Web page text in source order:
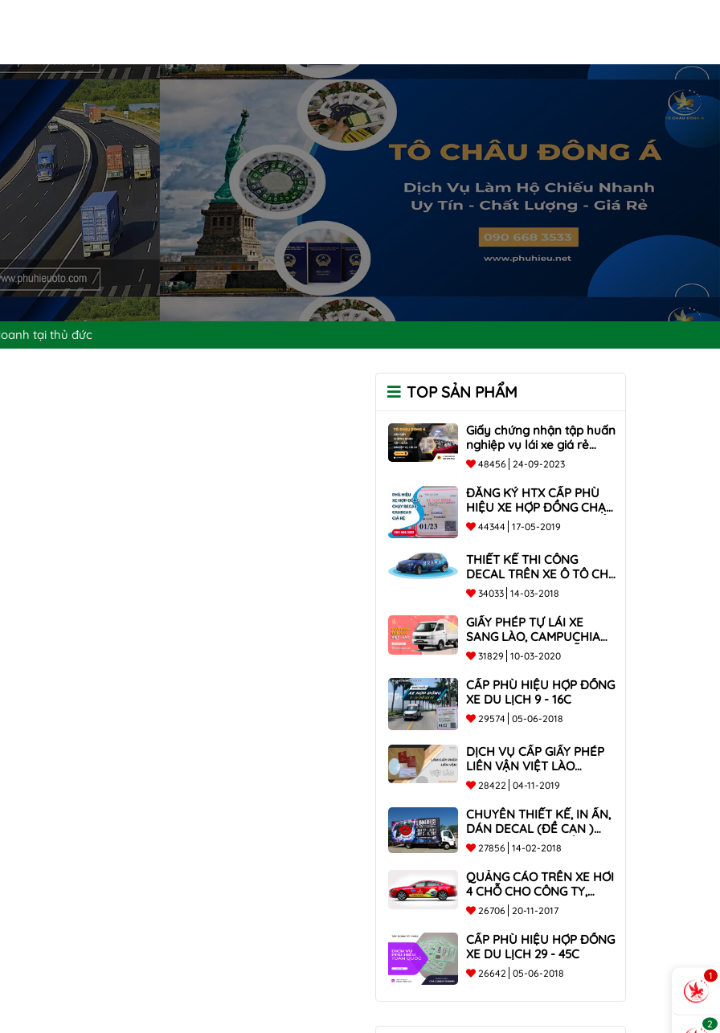
tại thủ đức
TOP SẢN PHẨM
Giấy chứng nhận tập huấn
nghiệp vụ lái xe giá rẻ
toàn quốc
48456 24-09-2023
ĐĂNG KÝ HTX CẤP PHÙ
HIỆU XE HỢP ĐỒNG CHẠY
BECAR, GRABCAR GIÁ RẺ
NHẤT
44344 17-05-2019
THIẾT KẾ THI CÔNG
DECAL TRÊN XE Ô TÔ CHO
CÔNG TY
34033 14-03-2018
GIẤY PHÉP TỰ LÁI XE
SANG LÀO, CAMPUCHIA
CHO XE DƯỚI 9 CHỖ VÀ
XE BÁN TẢI
31829 10-03-2020
CẤP PHÙ HIỆU HỢP ĐỒNG
XE DU LỊCH 9 - 16C
29574 05-06-2018
DỊCH VỤ CẤP GIẤY PHÉP
LIÊN VẬN VIỆT LÀO
NHANH CHÓNG , UY TÍN
TOÀN QUỐC
28422 04-11-2019
CHUYÊN THIẾT KẾ, IN ẤN,
DÁN DECAL (ĐỀ CAN )
TRÊN THÙNG XE TẢI CHO
CÔNG TY
27856 14-02-2018
QUẢNG CÁO TRÊN XE HƠI
4 CHỖ CHO CÔNG TY,
DOANH NGHIỆP
26706 20-11-2017
CẤP PHÙ HIỆU HỢP ĐỒNG
XE DU LỊCH 29 - 45C
26642 05-06-2018 1
2